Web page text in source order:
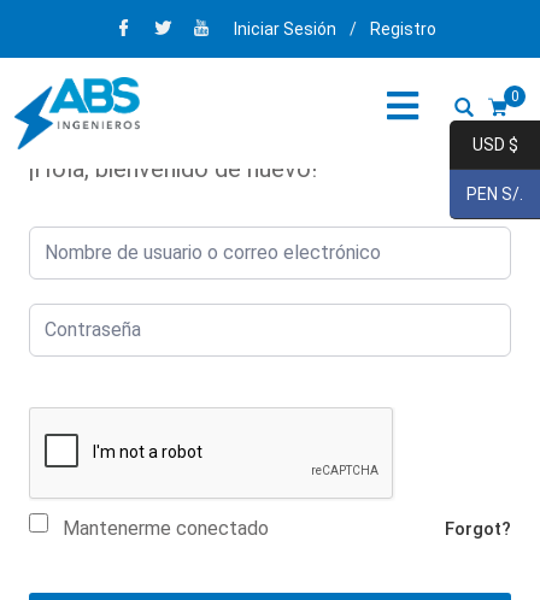
Iniciar Sesión / Registro
0
¡Hola, bienvenido de nuevo!
Mantenerme conectado Forgot?
USD $
PEN S/.